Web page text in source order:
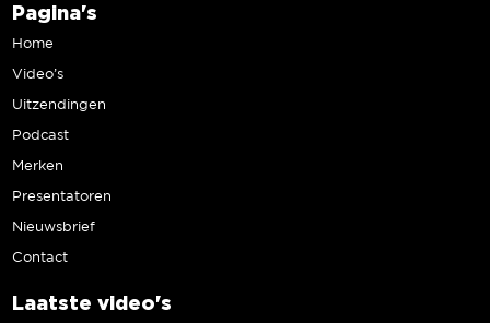
Pagina's
Home
Video’s
Uitzendingen
Podcast
Merken
Presentatoren
Nieuwsbrief
Contact
Laatste video's